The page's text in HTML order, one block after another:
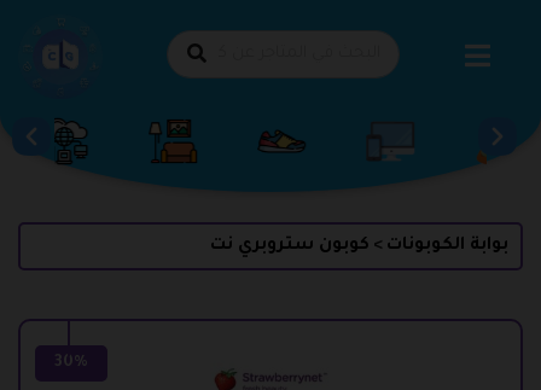
بوابة الكوبونات > كوبون ستروبري نت
30%